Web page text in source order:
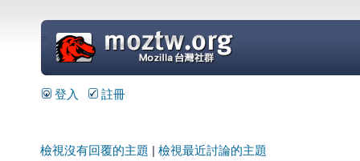
=
登入 註冊
檢視沒有回覆的主題 檢視最近討論的主題